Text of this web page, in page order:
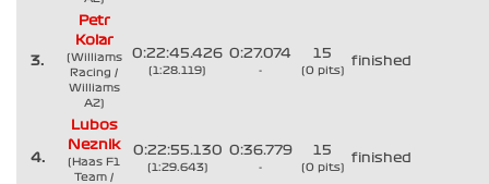
3.
Petr
Kolar
(Williams
Racing /
Williams
A2)
0:22:45.426
(1:28.119)
0:27.074
-
15
(0 pits)
finished
4.
Lubos
Neznik
(Haas F1
Team /
0:22:55.130
(1:29.643)
0:36.779
-
15
(0 pits)
finished